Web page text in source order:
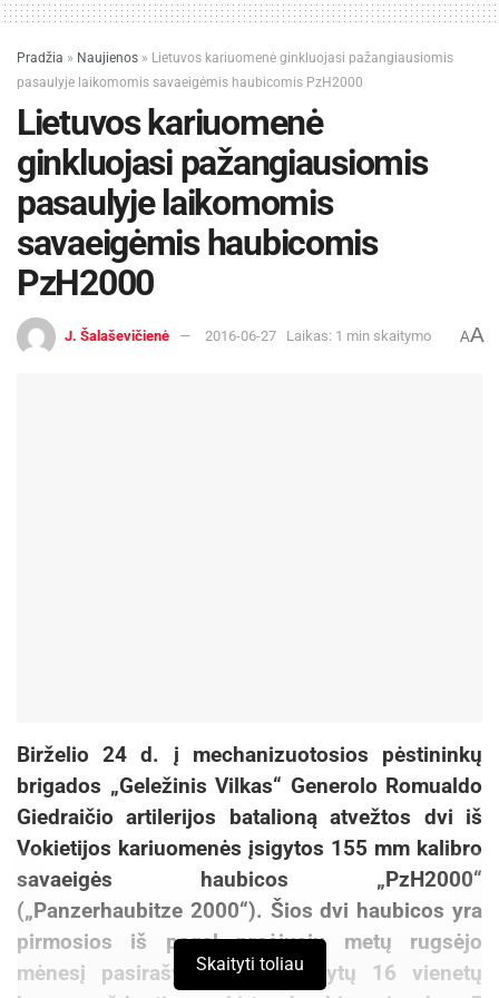
Pradžia » Naujienos » Lietuvos kariuomenė ginkluojasi pažangiausiomis
pasaulyje laikomomis savaeigėmis haubicomis PzH2000
Lietuvos kariuomenė
ginkluojasi pažangiausiomis
pasaulyje laikomomis
savaeigėmis haubicomis
PzH2000
J. Šalaševičienė 2016-06-27 Laikas: 1 min skaitymo AA
Birželio 24 d. į mechanizuotosios pėstininkų
brigados „Geležinis Vilkas“ Generolo Romualdo
Giedraičio artilerijos batalioną atvežtos dvi iš
Vokietijos kariuomenės įsigytos 155 mm kalibro
savaeigės haubicos „PzH2000“
(„Panzerhaubitze 2000“). Šios dvi haubicos yra
pirmosios iš pagal praėjusių metų rugsėjo
mėnesį pasirašytą sutartį įsigytų 16 vienetų
Skaityti toliau